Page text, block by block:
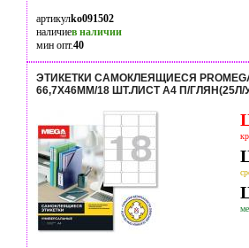
артикулko091502
наличиев наличии
мин опт.40
ЭТИКЕТКИ САМОКЛЕЯЩИЕСЯ
66,7Х46ММ/18 ШТ.ЛИСТ А4 П/ГЛЯН(25Л/